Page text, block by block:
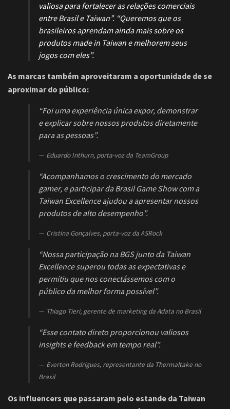
valiosa para fortalecer as relações comerciais
entre Brasil e Taiwan”. “Queremos que os
brasileiros aprendam ainda mais sobre os
produtos made in Taiwan e melhorem seus
jogos com eles”.
As marcas também aproveitaram a oportunidade de se
aproximar do público:
“Foi uma experiência única expor, demonstrar
e explicar sobre nossos produtos diretamente
para as pessoas”.
Eduardo Inthurn, porta-voz da TeamGroup
“Acompanhamos o crescimento do mercado
gamer, e participar da Brasil Game Show com a
Taiwan Excellence ajudou a apresentar nossos
produtos de alto desempenho”.
Cristina Gonçalves, porta-voz da ASRock
“Nossa participação na BGS junto da Taiwan
Excellence superou todas as expectativas e
permitiu que nos conectássemos com o
público da melhor forma possível”.
Thiago Tieri, gerente de marketing da Adata no Brasil
“Esse contato direto proporcionou valiosos
insights e feedback em tempo real”.
Everton Rodrigues, representante da Thermaltake no
Brasil
Os influencers que passaram pelo estande da Taiwan